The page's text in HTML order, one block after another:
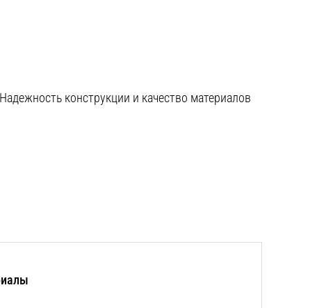
конструкции и качество материалов